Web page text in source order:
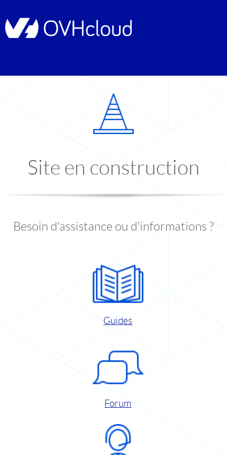
Site en construction
Besoin d'assistance ou d'informations ?
Guides
Forum